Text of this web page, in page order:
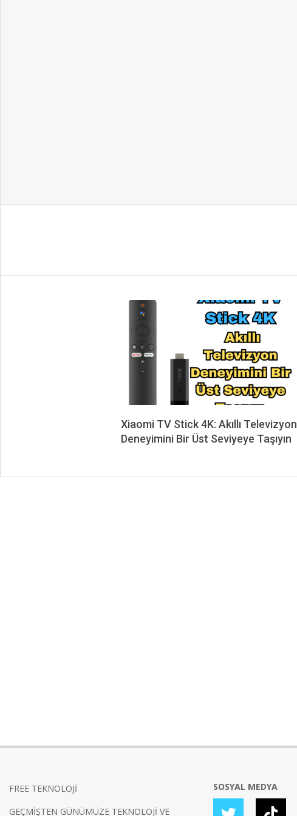
Xiaomi TV Stick 4K: Akıllı Televizyon
Deneyimini Bir Üst Seviyeye Taşıyın
FREE TEKNOLOJİ
GEÇMİŞTEN GÜNÜMÜZE TEKNOLOJİ VE
SOSYAL MEDYA